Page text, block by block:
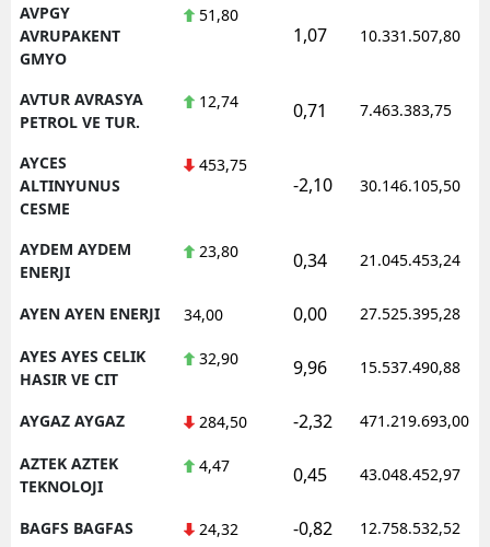
AVPGY
AVRUPAKENT
GMYO
51,80
1,07 10.331.507,80
AVTUR AVRASYA
PETROL VE TUR.
12,74 0,71 7.463.383,75
AYCES
ALTINYUNUS
CESME
453,75
-2,10 30.146.105,50
AYDEM AYDEM
ENERJI
23,80 0,34 21.045.453,24
AYEN AYEN ENERJI 34,00 0,00 27.525.395,28
AYES AYES CELIK
HASIR VE CIT
32,90 9,96 15.537.490,88
AYGAZ AYGAZ 284,50 -2,32 471.219.693,00
AZTEK AZTEK
TEKNOLOJI
4,47 0,45 43.048.452,97
BAGFS BAGFAS 24,32 -0,82 12.758.532,52